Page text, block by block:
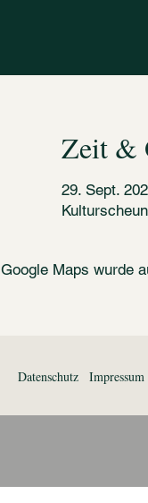
Zeit &
29. Sept.
Google Maps wurde
Datenschutz Impressum